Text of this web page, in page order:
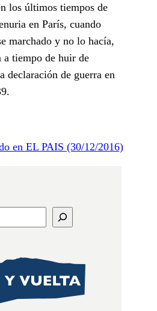
los últimos tiempos de
en París, cuando
marchado y no lo hacía,
a tiempo de huir de
declaración de guerra en
en EL PAIS (30/12/2016)